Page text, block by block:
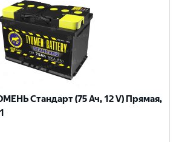
Стандарт (75 Ач, 12 V) Прямая,